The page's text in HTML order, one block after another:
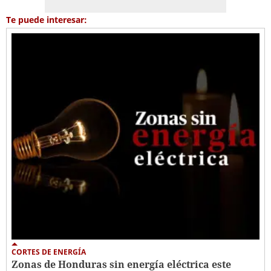
Te puede interesar:
CORTES DE ENERGÍA
Zonas de Honduras sin energía eléctrica este